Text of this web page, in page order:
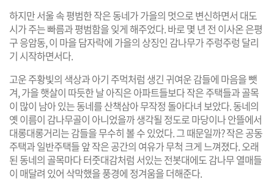
하지만 서울 속 평범한 작은 동네가 가을의 멋으로 변신하면서 대도
시가 주는 빠름과 평범함을 잊게 해주었다. 바로 몇 년 전 이사온 은평
구 응암동, 이 마을 담자락에 가을의 상징인 감나무가 주렁주렁 달리
기 시작하면서다.
고운 주황빛의 색상과 아기 주먹처럼 생긴 귀여운 감들에 마음을 뺏
겨, 가을 햇살이 따듯한 날 아직은 아파트들보다 작은 주택들과 골목
이 많이 남아 있는 동네를 산책삼아 무작정 돌아다녀 보았다. 동네의
옛 이름이 감나무골이 아니었을까 생각될 정도로 마당이나 안뜰에서
대롱대롱거리는 감들을 무수히 볼 수 있었다. 그 때문일까? 작은 공동
주택과 일반주택들 앞 작은 공간의 여유가 무척 크게 느껴졌다. 오래
된 동네의 골목마다 터줏대감처럼 서있는 전봇대에도 감나무 열매들
이 매달려 있어 삭막했을 풍경에 정겨움을 더해준다.